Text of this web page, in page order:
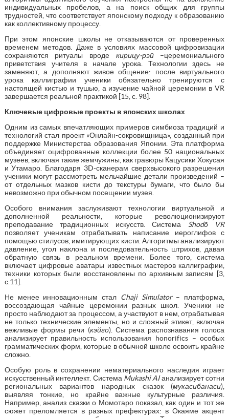
индивидуальных пробелов, а на поиск общих для группы
трудностей, что соответствует японскому подходу к образованию
как коллективному процессу.
При этом японские школы не отказываются от проверенных
временем методов. Даже в условиях массовой цифровизации
сохраняются ритуалы вроде кирицу-рэй–церемониального
приветствия учителя в начале урока. Технологии здесь не
заменяют, а дополняют живое общение: после виртуального
урока каллиграфии ученики обязательно тренируются с
настоящей кистью и тушью, а изучение чайной церемонии в VR
завершается реальной практикой [15, с. 98].
Ключевые цифровые проекты в японских школах
Одним из самых впечатляющих примеров симбиоза традиций и
технологий стал проект «Онлайн-сокровищница», созданный при
поддержке Министерства образования Японии. Эта платформа
объединяет оцифрованные коллекции более 50 национальных
музеев, включая такие жемчужины, как гравюры Кацусики Хокусая
и Утамаро. Благодаря 3D-сканерам сверхвысокого разрешения
ученики могут рассмотреть мельчайшие детали произведений –
от отдельных мазков кисти до текстуры бумаги, что было бы
невозможно при обычном посещении музея.
Особого внимания заслуживают технологии виртуальной и
дополненной реальности, которые революционизируют
преподавание традиционных искусств. Система Shodō VR
позволяет ученикам отрабатывать написание иероглифов с
помощью стилусов, имитирующих кисти. Алгоритмы анализируют
давление, угол наклона и последовательность штрихов, давая
обратную связь в реальном времени. Более того, система
включает цифровые аватары известных мастеров каллиграфии,
техники которых были восстановлены по архивным записям [3,
с.11].
Не менее инновационным стал Chaji Simulator– платформа,
воссоздающая чайные церемонии разных школ. Ученики не
просто наблюдают за процессом, а участвуют в нем, отрабатывая
не только технические элементы, но и сложный этикет, включая
вежливые формы речи (кэйго). Система распознавания голоса
анализирует правильность использования honorifics – особых
грамматических форм, которые в обычной школе освоить крайне
сложно.
Особую роль в сохранении нематериального наследия играет
искусственный интеллект. Система Mukashi AIанализирует сотни
региональных вариантов народных сказок (мукасибанаси),
выявляя тонкие, но крайне важные культурные различия.
Например, анализ сказки о Момотаро показал, как один и тот же
сюжет преломляется в разных префектурах: в Окаяме акцент